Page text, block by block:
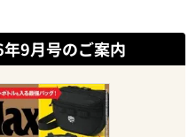
9月号のご案内